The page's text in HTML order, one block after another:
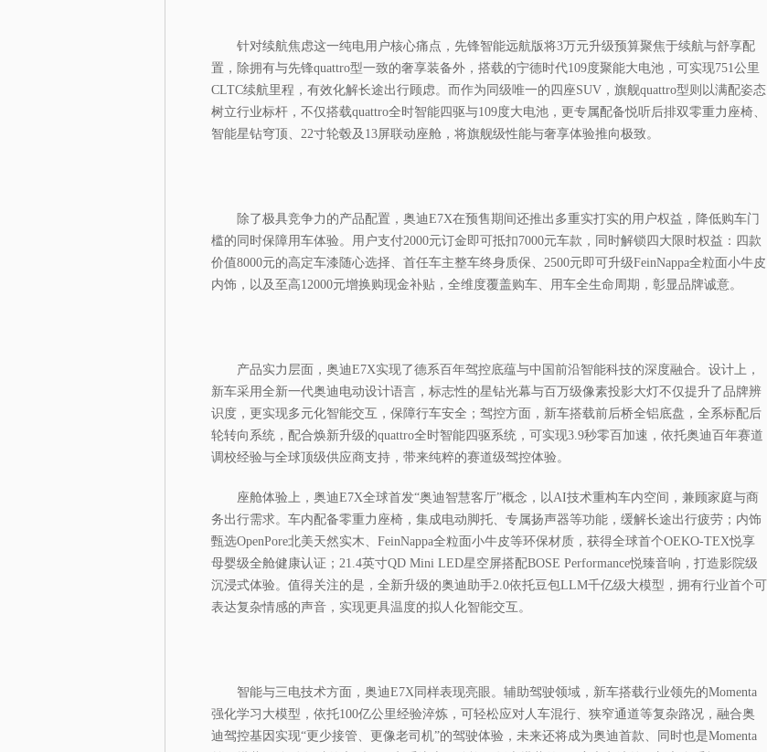
针对续航焦虑这一纯电用户核心痛点，先锋智能远航版将3万元升级预算聚焦于续航与舒享配
置，除拥有与先锋quattro型一致的奢享装备外，搭载的宁德时代109度聚能大电池，可实现751公里
CLTC续航里程，有效化解长途出行顾虑。而作为同级唯一的四座SUV，旗舰quattro型则以满配姿态
树立行业标杆，不仅搭载quattro全时智能四驱与109度大电池，更专属配备悦听后排双零重力座椅、
智能星钻穹顶、22寸轮毂及13屏联动座舱，将旗舰级性能与奢享体验推向极致。
除了极具竞争力的产品配置，奥迪E7X在预售期间还推出多重实打实的用户权益，降低购车门
槛的同时保障用车体验。用户支付2000元订金即可抵扣7000元车款，同时解锁四大限时权益：四款
价值8000元的高定车漆随心选择、首任车主整车终身质保、2500元即可升级FeinNappa全粒面小牛皮
内饰，以及至高12000元增换购现金补贴，全维度覆盖购车、用车全生命周期，彰显品牌诚意。
产品实力层面，奥迪E7X实现了德系百年驾控底蕴与中国前沿智能科技的深度融合。设计上，
新车采用全新一代奥迪电动设计语言，标志性的星钻光幕与百万级像素投影大灯不仅提升了品牌辨
识度，更实现多元化智能交互，保障行车安全；驾控方面，新车搭载前后桥全铝底盘，全系标配后
轮转向系统，配合焕新升级的quattro全时智能四驱系统，可实现3.9秒零百加速，依托奥迪百年赛道
调校经验与全球顶级供应商支持，带来纯粹的赛道级驾控体验。
座舱体验上，奥迪E7X全球首发“奥迪智慧客厅”概念，以AI技术重构车内空间，兼顾家庭与商
务出行需求。车内配备零重力座椅，集成电动脚托、专属扬声器等功能，缓解长途出行疲劳；内饰
甄选OpenPore北美天然实木、FeinNappa全粒面小牛皮等环保材质，获得全球首个OEKO-TEX悦享
母婴级全舱健康认证；21.4英寸QD Mini LED星空屏搭配BOSE Performance悦臻音响，打造影院级
沉浸式体验。值得关注的是，全新升级的奥迪助手2.0依托豆包LLM千亿级大模型，拥有行业首个可
表达复杂情感的声音，实现更具温度的拟人化智能交互。
智能与三电技术方面，奥迪E7X同样表现亮眼。辅助驾驶领域，新车搭载行业领先的Momenta
强化学习大模型，依托100亿公里经验淬炼，可轻松应对人车混行、狭窄通道等复杂路况，融合奥
迪驾控基因实现“更少接管、更像老司机”的驾驶体验，未来还将成为奥迪首款、同时也是Momenta